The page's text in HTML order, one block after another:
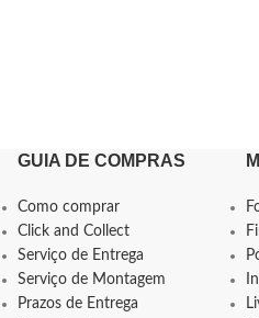
GUIA DE COMPRAS
Como comprar
Click and Collect
Serviço de Entrega
Serviço de Montagem
Prazos de Entrega